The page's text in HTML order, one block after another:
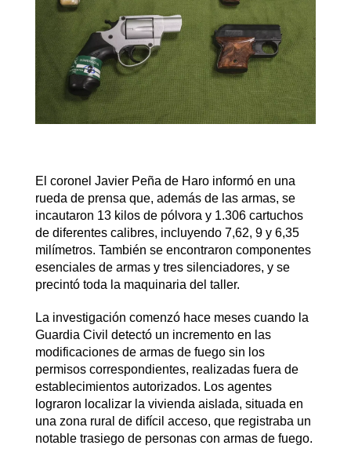
El coronel Javier Peña de Haro informó en una
rueda de prensa que, además de las armas, se
incautaron 13 kilos de pólvora y 1.306 cartuchos
de diferentes calibres, incluyendo 7,62, 9 y 6,35
milímetros. También se encontraron componentes
esenciales de armas y tres silenciadores, y se
precintó toda la maquinaria del taller.
La investigación comenzó hace meses cuando la
Guardia Civil detectó un incremento en las
modificaciones de armas de fuego sin los
permisos correspondientes, realizadas fuera de
establecimientos autorizados. Los agentes
lograron localizar la vivienda aislada, situada en
una zona rural de difícil acceso, que registraba un
notable trasiego de personas con armas de fuego.